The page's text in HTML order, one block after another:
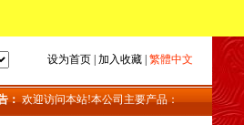
设为首页| 加入收藏| 繁體中文
欢迎访问本站!本公司主要产品：地磅_上海地磅_